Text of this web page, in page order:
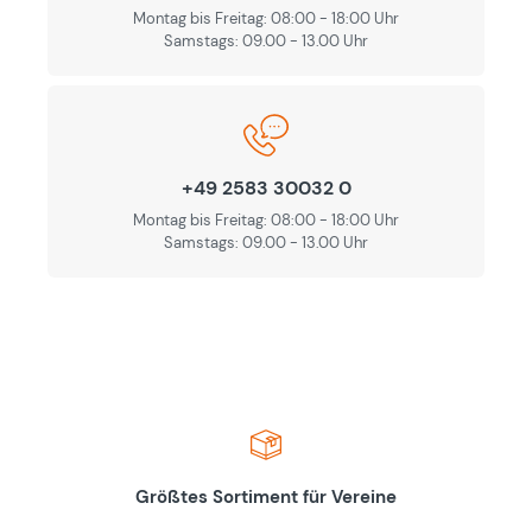
Montag bis Freitag: 08:00 - 18:00 Uhr
Samstags: 09.00 - 13.00 Uhr
+49 2583 30032 0
Montag bis Freitag: 08:00 - 18:00 Uhr
Samstags: 09.00 - 13.00 Uhr
Größtes Sortiment für Vereine